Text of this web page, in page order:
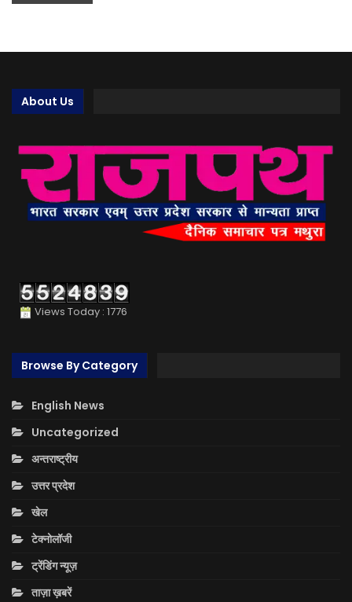
About Us
Views Today : 1776
Browse By Category
English News
Uncategorized
अन्तराष्ट्रीय
उत्तर प्रदेश
खेल
टेक्नोलॉजी
ट्रेंडिंग न्यूज़
ताज़ा ख़बरें